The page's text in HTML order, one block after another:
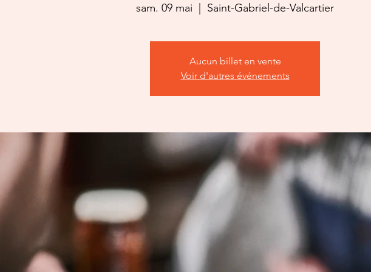
sam. 09 mai
  |
Saint-Gabriel-de-Valcartier
Aucun billet en vente
Voir d'autres événements